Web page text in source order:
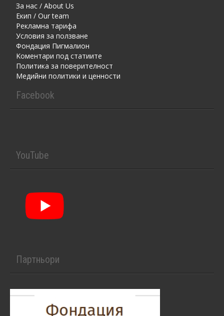
За нас / About Us
Екип / Our team
Рекламна тарифа
Условия за ползване
Фондация Пигмалион
Kоментaри под статиите
Политика за поверителност
Медийни политики и ценности
Facebook
YouTube
Партньори